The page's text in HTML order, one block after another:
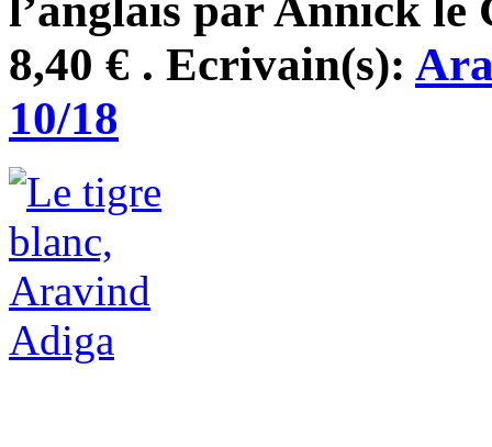
8,40 € . Ecrivain(s):
10/18